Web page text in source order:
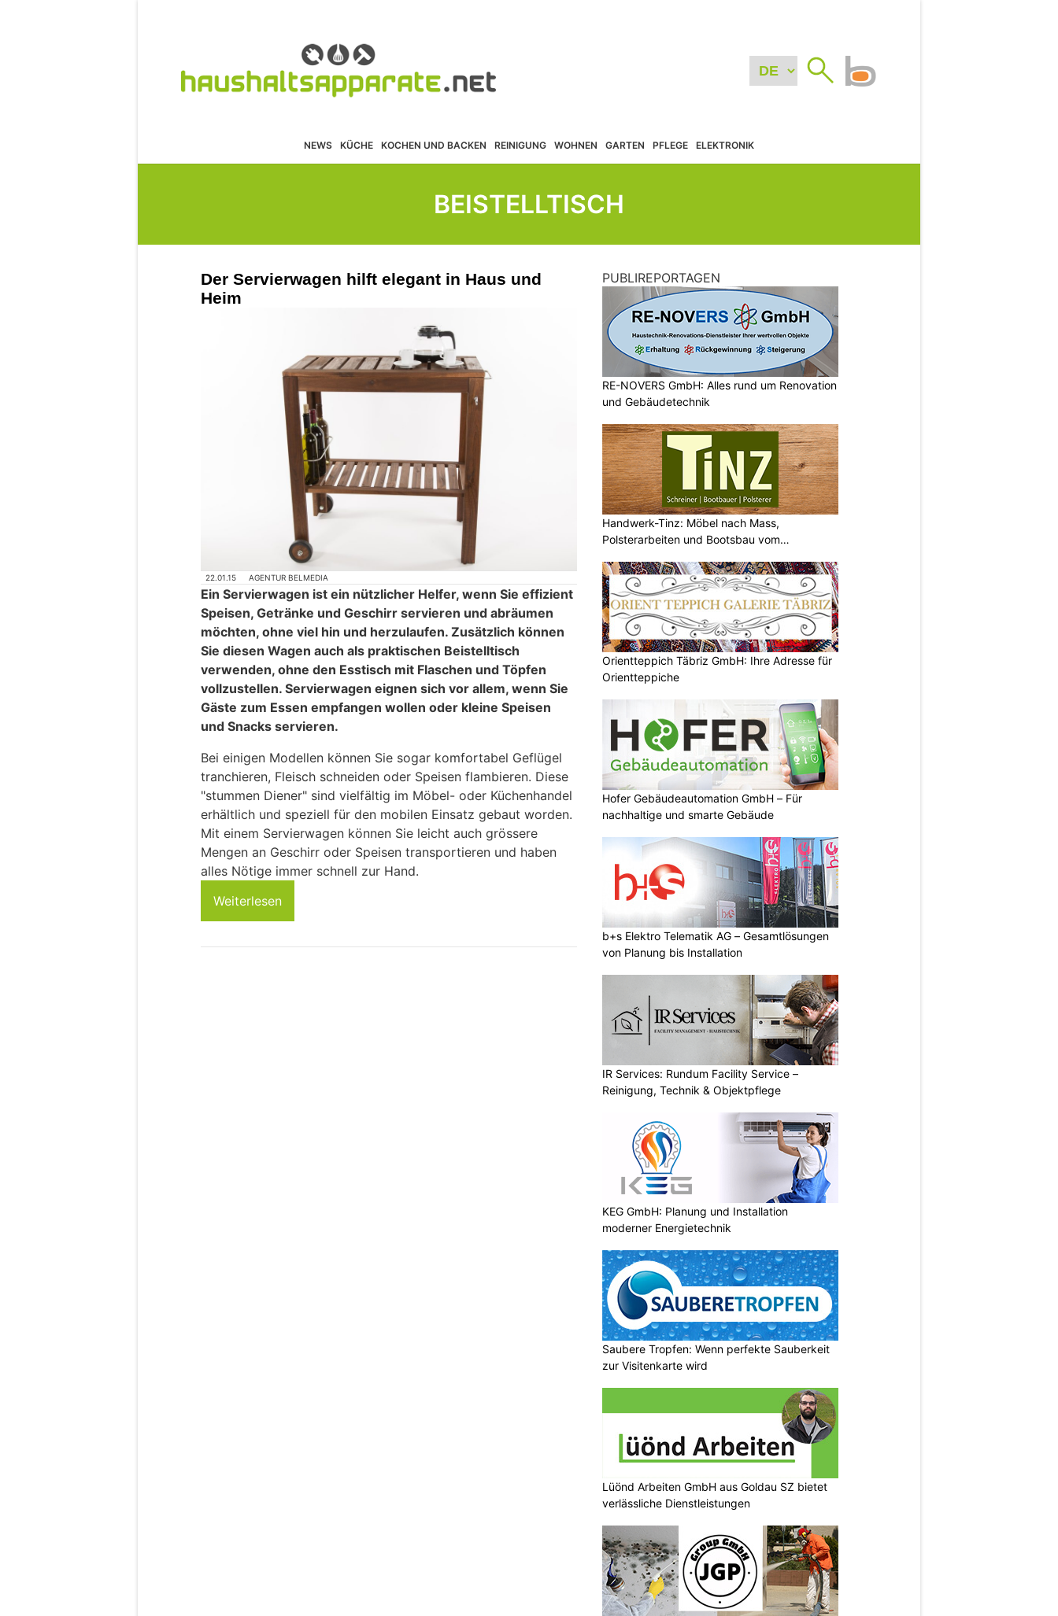
NEWS KÜCHE KOCHEN UND BACKEN REINIGUNG WOHNEN GARTEN PFLEGE ELEKTRONIK
BEISTELLTISCH
Der Servierwagen hilft elegant in Haus und
Heim
22.01.15 AGENTUR BELMEDIA
Ein Servierwagen ist ein nützlicher Helfer, wenn Sie effizient
Speisen, Getränke und Geschirr servieren und abräumen
möchten, ohne viel hin und herzulaufen. Zusätzlich können
Sie diesen Wagen auch als praktischen Beistelltisch
verwenden, ohne den Esstisch mit Flaschen und Töpfen
vollzustellen. Servierwagen eignen sich vor allem, wenn Sie
Gäste zum Essen empfangen wollen oder kleine Speisen
und Snacks servieren.
Bei einigen Modellen können Sie sogar komfortabel Geflügel
tranchieren, Fleisch schneiden oder Speisen flambieren. Diese
"stummen Diener" sind vielfältig im Möbel- oder Küchenhandel
erhältlich und speziell für den mobilen Einsatz gebaut worden.
Mit einem Servierwagen können Sie leicht auch grössere
Mengen an Geschirr oder Speisen transportieren und haben
alles Nötige immer schnell zur Hand.
Weiterlesen
PUBLIREPORTAGEN
RE-NOVERS GmbH: Alles rund um Renovation
und Gebäudetechnik
Handwerk-Tinz: Möbel nach Mass,
Polsterarbeiten und Bootsbau vom
Orientteppich Täbriz GmbH: Ihre Adresse für
Orientteppiche
Hofer Gebäudeautomation GmbH – Für
nachhaltige und smarte Gebäude
b+s Elektro Telematik AG – Gesamtlösungen
von Planung bis Installation
IR Services: Rundum Facility Service –
Reinigung, Technik & Objektpflege
KEG GmbH: Planung und Installation
moderner Energietechnik
Saubere Tropfen: Wenn perfekte Sauberkeit
zur Visitenkarte wird
Lüönd Arbeiten GmbH aus Goldau SZ bietet
verlässliche Dienstleistungen